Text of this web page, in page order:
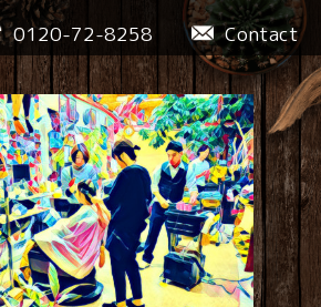
Contact
0120-72-8258